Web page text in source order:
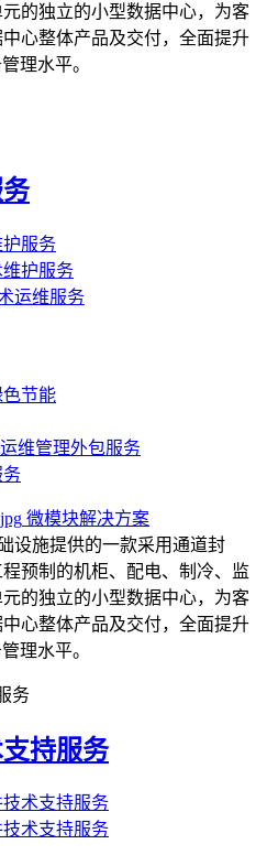
的独立的小型数据中心，为客
中心整体产品及交付，全面提升
理水平。
服务
护服务
运维服务
节能
维管理外包服务
务
微模块解决方案
设施提供的一款采用通道封
预制的机柜、配电、制冷、监
的独立的小型数据中心，为客
中心整体产品及交付，全面提升
理水平。
务
持服务
术支持服务
术支持服务